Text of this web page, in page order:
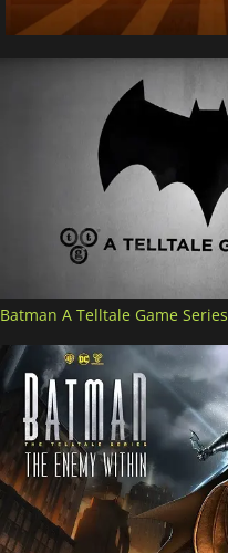
Batman A Telltale Game Series